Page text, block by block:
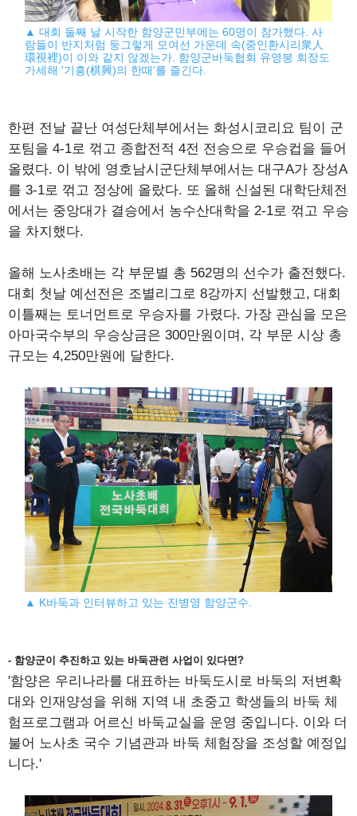
▲ 대회 둘째 날 시작한 함양군민부에는 60명이 참가했다. 사
람들이 반지처럼 둥그렇게 모여선 가운데 속(중인환시리衆人
環視裡)이 이와 같지 않겠는가. 함양군바둑협회 유영붕 회장도
가세해 '기흥(棋興)의 한때'를 즐긴다.
한편 전날 끝난 여성단체부에서는 화성시코리요 팀이 군
포팀을 4-1로 꺾고 종합전적 4전 전승으로 우승컵을 들어
올렸다. 이 밖에 영호남시군단체부에서는 대구A가 장성A
를 3-1로 꺾고 정상에 올랐다. 또 올해 신설된 대학단체전
에서는 중앙대가 결승에서 농수산대학을 2-1로 꺾고 우승
을 차지했다.
올해 노사초배는 각 부문별 총 562명의 선수가 출전했다.
대회 첫날 예선전은 조별리그로 8강까지 선발했고, 대회
이틀째는 토너먼트로 우승자를 가렸다. 가장 관심을 모은
아마국수부의 우승상금은 300만원이며, 각 부문 시상 총
규모는 4,250만원에 달한다.
▲ K바둑과 인터뷰하고 있는 진병영 함양군수.
- 함양군이 추진하고 있는 바둑관련 사업이 있다면?
'함양은 우리나라를 대표하는 바둑도시로 바둑의 저변확
대와 인재양성을 위해 지역 내 초중고 학생들의 바둑 체
험프로그램과 어르신 바둑교실을 운영 중입니다. 이와 더
불어 노사초 국수 기념관과 바둑 체험장을 조성할 예정입
니다.'